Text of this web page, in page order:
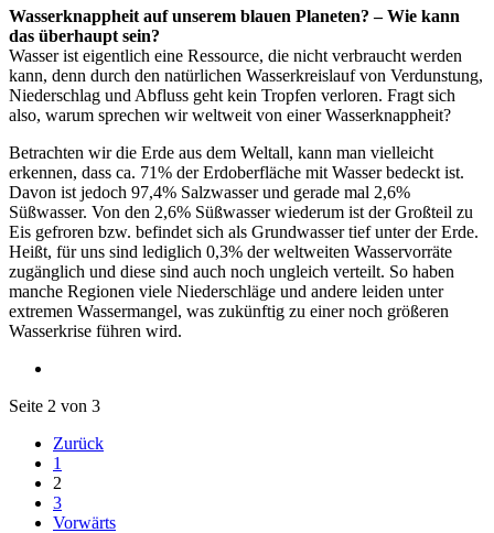
Wasserknappheit auf unserem blauen Planeten? – Wie kann
das überhaupt sein?
Wasser ist eigentlich eine Ressource, die nicht verbraucht werden
kann, denn durch den natürlichen Wasserkreislauf von Verdunstung,
Niederschlag und Abfluss geht kein Tropfen verloren. Fragt sich
also, warum sprechen wir weltweit von einer Wasserknappheit?
Betrachten wir die Erde aus dem Weltall, kann man vielleicht
erkennen, dass ca. 71% der Erdoberfläche mit Wasser bedeckt ist.
Davon ist jedoch 97,4% Salzwasser und gerade mal 2,6%
Süßwasser. Von den 2,6% Süßwasser wiederum ist der Großteil zu
Eis gefroren bzw. befindet sich als Grundwasser tief unter der Erde.
Heißt, für uns sind lediglich 0,3% der weltweiten Wasservorräte
zugänglich und diese sind auch noch ungleich verteilt. So haben
manche Regionen viele Niederschläge und andere leiden unter
extremen Wassermangel, was zukünftig zu einer noch größeren
Wasserkrise führen wird.
Seite 2 von 3
Zurück
1
2
3
Vorwärts